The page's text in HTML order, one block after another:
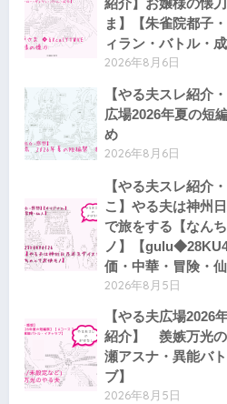
紹介】お嬢様の懐
ま】【朱雀院都子
ィラン・バトル・成
2026年8月6日
【やる夫スレ紹介
広場2026年夏の短
め
2026年8月6日
【やる夫スレ紹介
こ】やる夫は神州
で旅をする【なん
ノ】【
価・中華・冒険・仙
2026年8月5日
【やる夫広場2026
紹介】 羨嫉万光の
瀬アスナ・異能バ
ブ】
2026年8月5日